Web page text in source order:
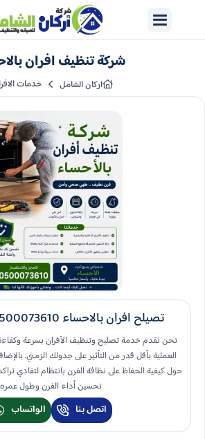
شركة تنظيف افران
اركان الشامل خدمات
تصيلح افران بالاحساء 0500073610 خصم 20%
نحن نقدم خدمة تصليح وتنظيف الأفران بسرعة
العملية بأقل قدر من التأثير على جدولك الزمني.
حول كيفية الحفاظ على نظافة الفرن بانتظام لتفادي
تحسين أداء الفرن وطول
اتصل بنا الواتساب